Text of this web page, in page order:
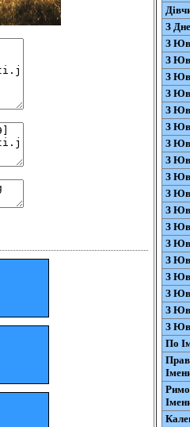
З
З
З
З
З
З
З
З
З
З
З
З
З
З
З
З
З
З
З
По